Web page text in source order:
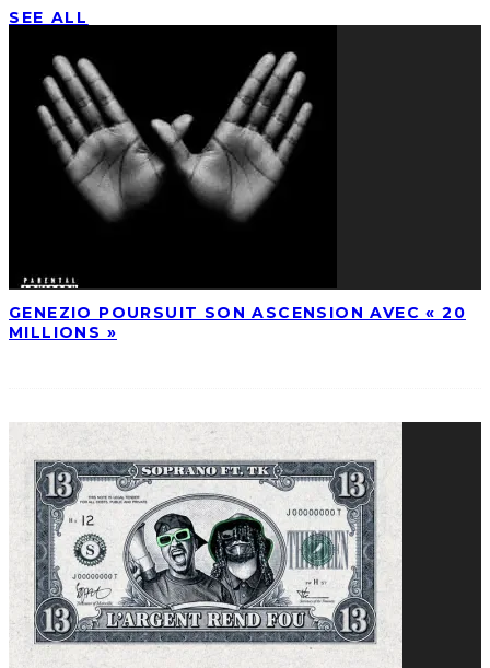
SEE ALL
GENEZIO POURSUIT SON ASCENSION AVEC « 20
MILLIONS »